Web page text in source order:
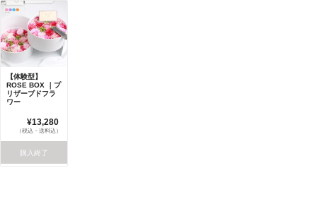
【体験型】
ROSE BOX ｜プ
リザーブドフラ
ワー
¥13,280
（税込・送料込）
購入終了